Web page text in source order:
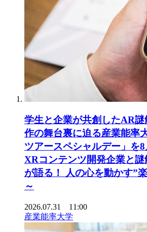
学生と企業が共創したAR謎
作の舞台裏に迫る産業能率
ツアースペシャルデー」を
XRコンテンツ開発企業と
が語る！ 人の心を動かす”
～
2026.07.31 11:00
産業能率大学